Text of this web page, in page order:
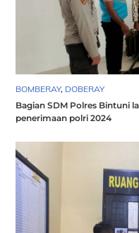
BOMBERAY, DOBERAY
Bagian SDM Polres Bintuni
penerimaan polri 2024